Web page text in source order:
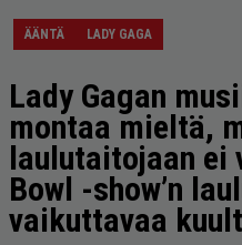
ÄÄNTÄ LADY GAGA
Lady Gagan
montaa mieltä,
laulutaitojaan ei
Bowl -show’n
vaikuttavaa